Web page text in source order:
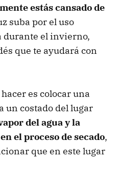
estás cansado de
suba por el uso
durante el invierno,
que te ayudará con
es colocar una
un costado del lugar
del agua y la
el proceso de secado,
que en este lugar